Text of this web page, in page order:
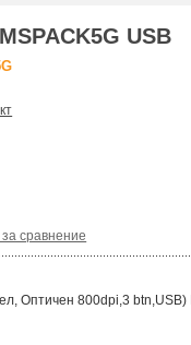
USB
сравнение
Оптичен 800dpi,3 btn,USB)